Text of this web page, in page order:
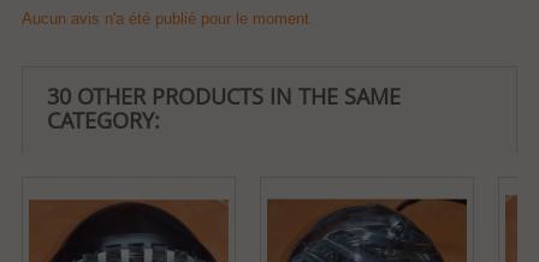
Aucun avis n'a été publié pour le moment.
30 OTHER PRODUCTS IN THE SAME
CATEGORY: